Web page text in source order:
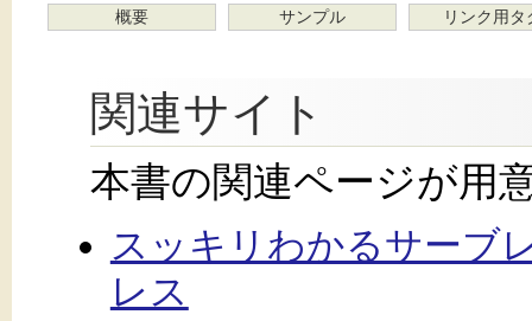
概要 サンプル リンク用タ
関連サイト
本書の関連ページが用
スッキリわかるサーブ
レス